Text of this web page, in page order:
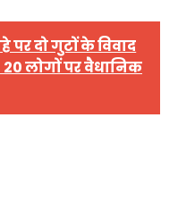
पर दो गुटों के विवाद
लोगों पर वैधानिक